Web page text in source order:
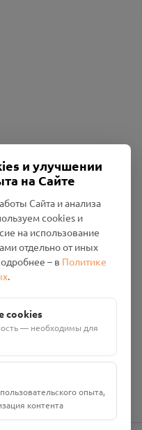
«Смоленский
область, р-н
д. 26А, пом. 18
в АО "АЛЬФА-БАНК"
и улучшении
на Сайте
Сайта и анализа
cookies и
на использование
отдельно от иных
– в Политике
.
cookies
— необходимы для
опыта,
контента